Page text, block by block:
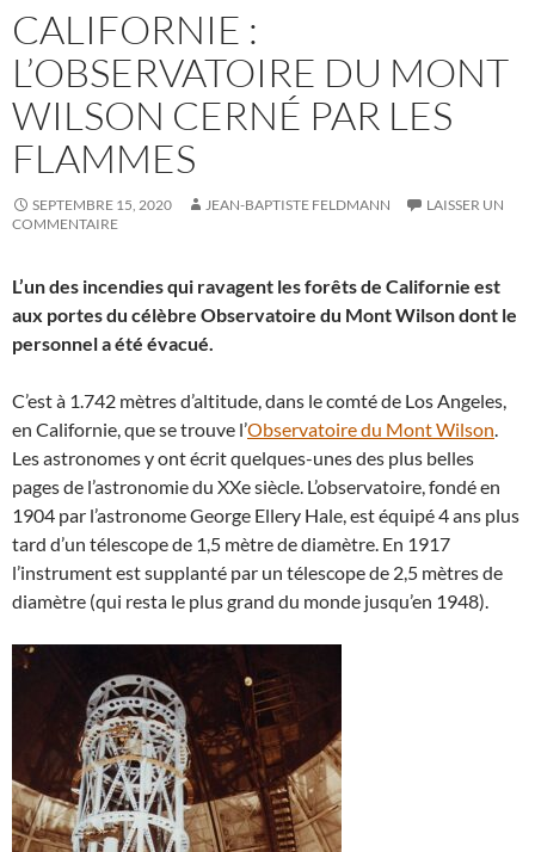
CALIFORNIE :
L’OBSERVATOIRE DU MONT
WILSON CERNÉ PAR LES
FLAMMES
SEPTEMBRE 15, 2020 JEAN-BAPTISTE FELDMANN
LAISSER UN
COMMENTAIRE
L’un des incendies qui ravagent les forêts de Californie est
aux portes du célèbre Observatoire du Mont Wilson dont le
personnel a été évacué.
C’est à 1.742 mètres d’altitude, dans le comté de Los Angeles,
en Californie, que se trouve l’Observatoire du Mont Wilson.
Les astronomes y ont écrit quelques-unes des plus belles
pages de l’astronomie du XXe siècle. L’observatoire, fondé en
1904 par l’astronome George Ellery Hale, est équipé 4 ans plus
tard d’un télescope de 1,5 mètre de diamètre. En 1917
l’instrument est supplanté par un télescope de 2,5 mètres de
diamètre (qui resta le plus grand du monde jusqu’en 1948).